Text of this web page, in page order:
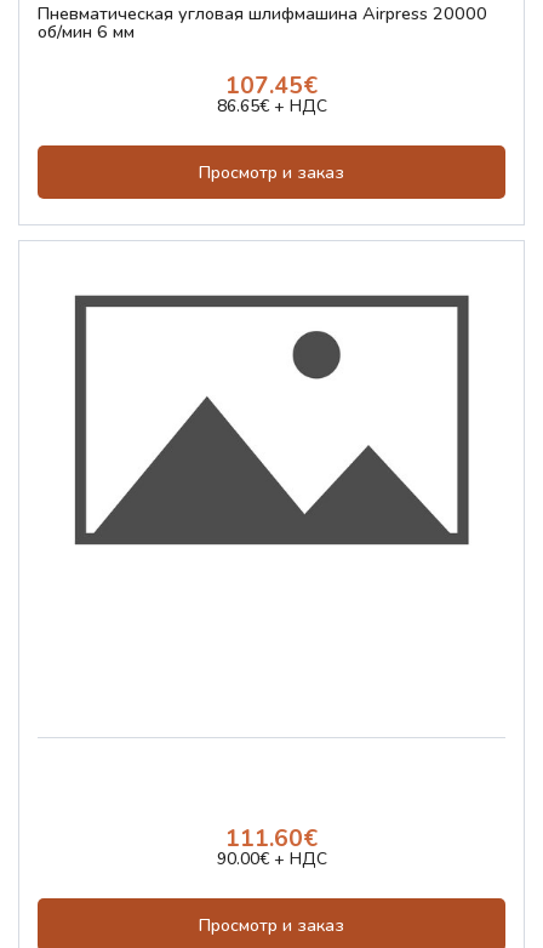
Пневматическая угловая шлифмашина Airpress 20000
об/мин 6 мм
107.45€
86.65€ + НДС
Просмотр и заказ
111.60€
90.00€ + НДС
Просмотр и заказ